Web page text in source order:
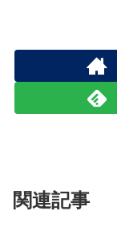
関連記事